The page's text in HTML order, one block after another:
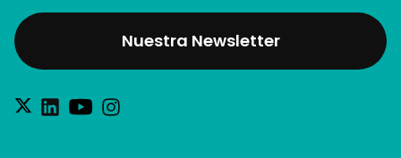
Nuestra Newsletter